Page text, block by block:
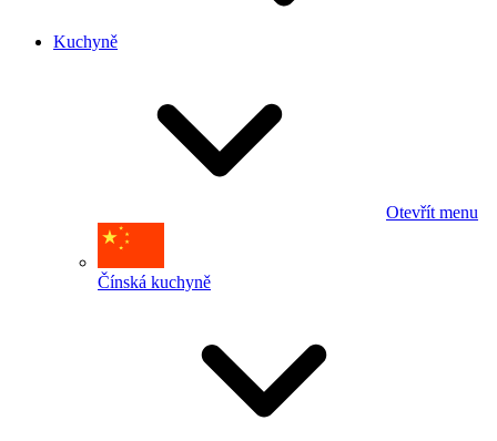
Kuchyně
Otevřít menu
Čínská kuchyně